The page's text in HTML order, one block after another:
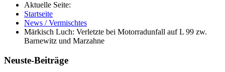
Aktuelle Seite:
Startseite
News / Vermischtes
Märkisch Luch: Verletzte bei Motorradunfall auf L 99 zw.
Barnewitz und Marzahne
Neuste-Beiträge